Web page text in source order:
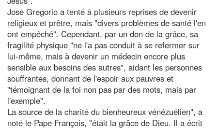
José Gregorio a tenté à plusieurs reprises de devenir
religieux et prêtre, mais "divers problèmes de santé l'en
ont empêché". Cependant, par un don de la grâce, sa
fragilité physique "ne l'a pas conduit à se refermer sur
lui-même, mais à devenir un médecin encore plus
sensible aux besoins des autres", aidant les personnes
souffrantes, donnant de l'espoir aux pauvres et
"témoignant de la foi non pas par des mots, mais par
l'exemple".
La source de la charité du bienheureux vénézuélien", a
noté le Pape François, "était la grâce de Dieu. Il a écrit